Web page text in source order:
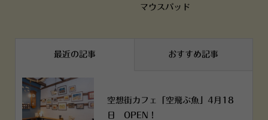
マウスパッド
最近の記事 おすすめ記事
空想街カフェ「空飛ぶ魚」4月18
日 OPEN！